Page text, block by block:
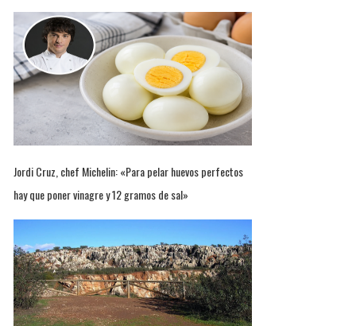
Jordi Cruz, chef Michelin: «Para pelar huevos perfectos
hay que poner vinagre y 12 gramos de sal»